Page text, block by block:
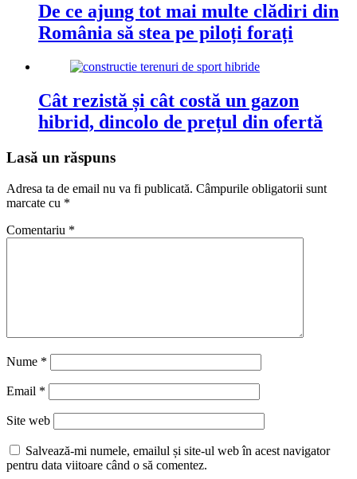
De ce ajung tot mai multe clădiri din
România să stea pe piloți forați
Cât rezistă și cât costă un gazon
hibrid, dincolo de prețul din ofertă
Lasă un răspuns
Adresa ta de email nu va fi publicată. Câmpurile obligatorii sunt
marcate cu *
Comentariu *
Nume *
Email *
Site web
Salvează-mi numele, emailul și site-ul web în acest navigator
pentru data viitoare când o să comentez.